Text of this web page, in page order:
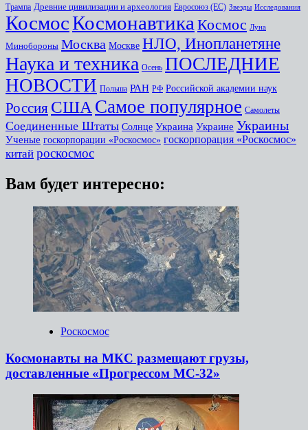
Трампа Древние цивилизации и археология Евросоюз (ЕС) Звезды Исследования
КосмоcКосмонавтика Космос Луна
Минобороны Москва Москве НЛО, Инопланетяне
Наука и техника Осень ПОСЛЕДНИЕ
НОВОСТИ Польша РАН РФ Российской академии наук
Россия США Самое популярное Самолеты
Соединенные Штаты Солнце Украина Украине Украины
Ученые госкорпорации «Роскосмос» госкорпорация «Роскосмос»
китай роскосмос
Вам будет интересно:
Роскосмос
Космонавты на МКС размещают грузы,
доставленные «Прогрессом МС-32»